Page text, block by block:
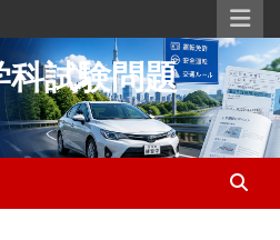
科試験問題